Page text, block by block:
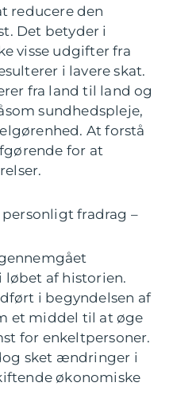
reducere den
Det betyder i
visse udgifter fra
i lavere skat.
fra land til land og
sundhedspleje,
At forstå
for at
fradrag –
af historien.
i begyndelsen af
et middel til at øge
for enkeltpersoner.
sket ændringer i
økonomiske